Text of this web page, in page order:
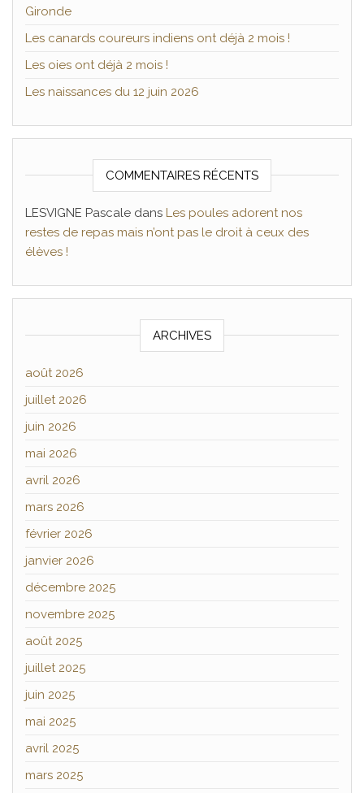
Gironde
Les canards coureurs indiens ont déjà 2 mois !
Les oies ont déjà 2 mois !
Les naissances du 12 juin 2026
COMMENTAIRES RÉCENTS
LESVIGNE Pascale dans Les poules adorent nos
restes de repas mais n’ont pas le droit à ceux des
élèves !
ARCHIVES
août 2026
juillet 2026
juin 2026
mai 2026
avril 2026
mars 2026
février 2026
janvier 2026
décembre 2025
novembre 2025
août 2025
juillet 2025
juin 2025
mai 2025
avril 2025
mars 2025